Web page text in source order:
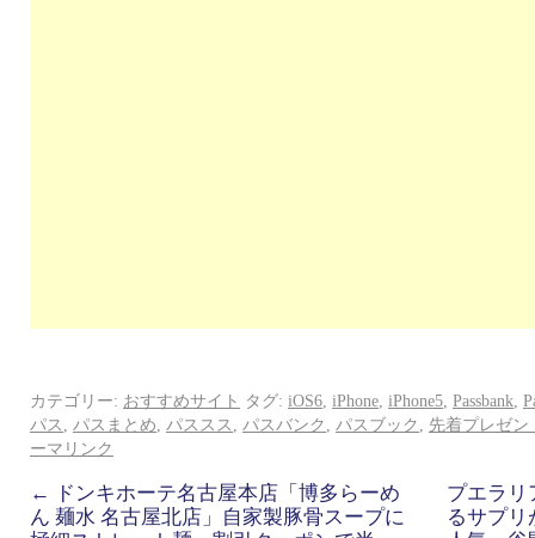
カテゴリー: おすすめサイト タグ: iOS6 iPhone iPhone5 Passbank
パス
パスまとめ パススス パスバンク パスブック
先着プレゼン
ーマリンク
←
ドンキホーテ名古屋本店「博多らーめ
ん 麺水 名古屋北店」自家製豚骨スープに
プエラリ
るサプ